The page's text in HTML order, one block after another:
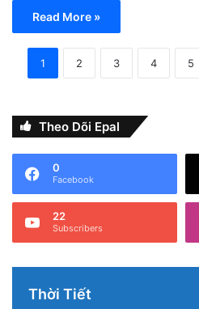
Read More »
1 2 3 4 5
Theo Dõi Epal
0
Facebook
22
Subscribers
Thời Tiết